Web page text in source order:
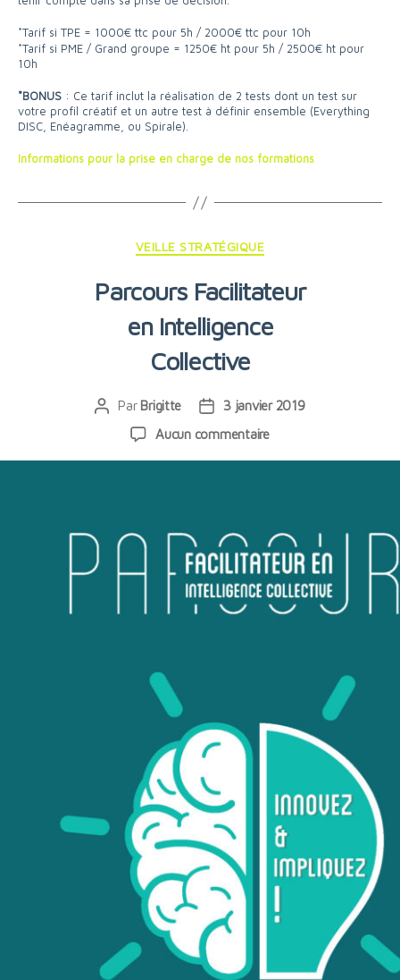
*Tarif si TPE = 1000€ ttc pour 5h / 2000€ ttc pour 10h
*Tarif si PME / Grand groupe = 1250€ ht pour 5h / 2500€ ht pour
10h
*BONUS : Ce tarif inclut la réalisation de 2 tests dont un test sur
votre profil créatif et un autre test à définir ensemble (Everything
DISC, Enéagramme, ou Spirale).
Informations pour la prise en charge de nos formations
Catégories
VEILLE STRATÉGIQUE
Parcours Facilitateur
en Intelligence
Collective
Auteur
l’article
Par Brigitte
Date3 janvier 2019
Aucun commentairesur
Collective